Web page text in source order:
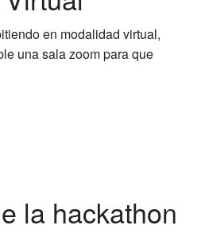
en modalidad virtual,
una sala zoom para que
la hackathon